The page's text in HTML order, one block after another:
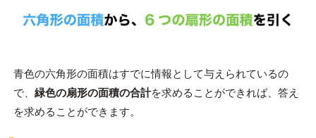
青色の六角形の面積はすでに情報として与えられているの
で、 緑色の扇形の面積の合計を求めることができれば、答え
を求めることができます。